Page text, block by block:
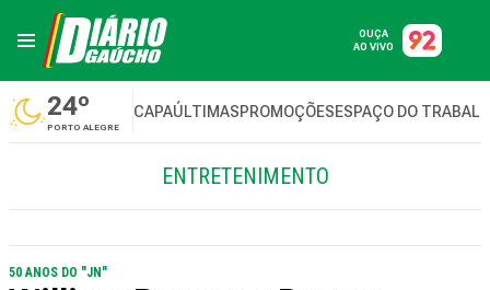
OUÇA
AO VIVO
24º
PORTO ALEGRE
CAPAÚLTIMASPROMOÇÕESESPAÇO DO
ENTRETENIMENTO
50 ANOS DO "JN"